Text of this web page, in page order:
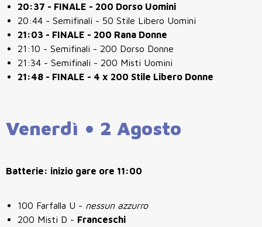
20:37 - FINALE - 200 Dorso Uomini
20:44 - Semifinali - 50 Stile Libero Uomini
21:03 - FINALE - 200 Rana Donne
21:10 - Semifinali - 200 Dorso Donne
21:34 - Semifinali - 200 Misti Uomini
21:48 - FINALE - 4 x 200 Stile Libero Donne
Venerdì • 2 Agosto
Batterie: inizio gare ore 11:00
100 Farfalla U - nessun azzurro
200 Misti D - Franceschi